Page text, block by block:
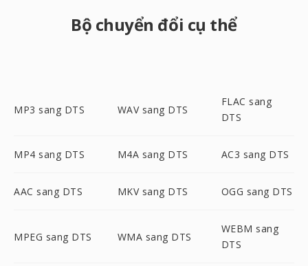
Bộ chuyển đổi cụ thể
MP3 sang DTS WAV sang DTS
FLAC sang
DTS
MP4 sang DTS M4A sang DTS AC3 sang DTS
AAC sang DTS MKV sang DTS OGG sang DTS
MPEG sang DTS WMA sang DTS
WEBM sang
DTS